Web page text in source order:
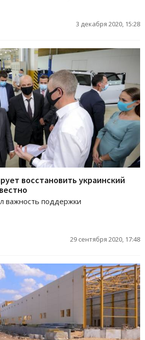
3 декабря 2020, 15:28
восстановить украинский
важность поддержки
29 сентября 2020, 17:48